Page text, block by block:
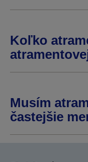
Koľko
Musím
častejšie